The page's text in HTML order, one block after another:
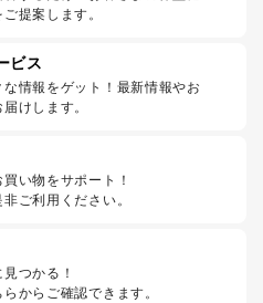
提案します。
ビス
情報をゲット！最新情報やお
けします。
い物をサポート！
ご利用ください。
つかる！
からご確認できます。